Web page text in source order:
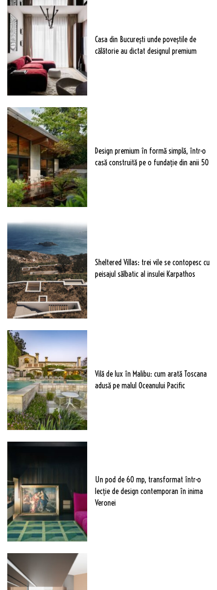
Casa din București unde poveștile de
călătorie au dictat designul premium
Design premium în formă simplă, într-o
casă construită pe o fundație din anii 50
Sheltered Villas: trei vile se contopesc cu
peisajul sălbatic al insulei Karpathos
Vilă de lux în Malibu: cum arată Toscana
adusă pe malul Oceanului Pacific
Un pod de 60 mp, transformat într-o
lecție de design contemporan în inima
Veronei